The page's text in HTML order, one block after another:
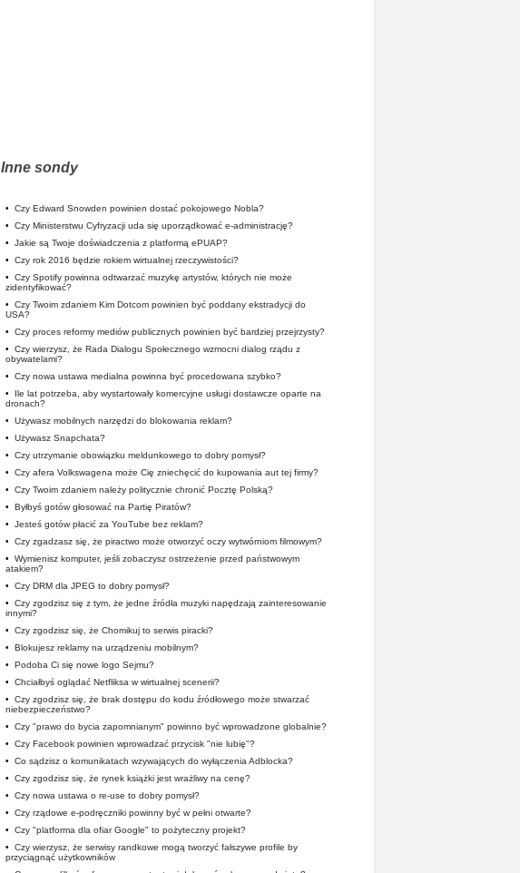
Inne sondy
• Czy Edward Snowden powinien dostać pokojowego Nobla?
• Czy Ministerstwu Cyfryzacji uda się uporządkować e-administrację?
• Jakie są Twoje doświadczenia z platformą ePUAP?
• Czy rok 2016 będzie rokiem wirtualnej rzeczywistości?
• Czy Spotify powinna odtwarzać muzykę artystów, których nie może
zidentyfikować?
• Czy Twoim zdaniem Kim Dotcom powinien być poddany ekstradycji do
USA?
• Czy proces reformy mediów publicznych powinien być bardziej przejrzysty?
• Czy wierzysz, że Rada Dialogu Społecznego wzmocni dialog rządu z
obywatelami?
• Czy nowa ustawa medialna powinna być procedowana szybko?
•
Ile lat potrzeba, aby wystartowały komercyjne usługi dostawcze oparte na
dronach?
• Używasz mobilnych narzędzi do blokowania reklam?
• Używasz Snapchata?
• Czy utrzymanie obowiązku meldunkowego to dobry pomysł?
• Czy afera Volkswagena może Cię zniechęcić do kupowania aut tej firmy?
• Czy Twoim zdaniem należy politycznie chronić Pocztę Polską?
• Byłbyś gotów głosować na Partię Piratów?
• Jesteś gotów płacić za YouTube bez reklam?
• Czy zgadzasz się, że piractwo może otworzyć oczy wytwórniom filmowym?
• Wymienisz komputer, jeśli zobaczysz ostrzeżenie przed państwowym
atakiem?
• Czy DRM dla JPEG to dobry pomysł?
• Czy zgodzisz się z tym, że jedne źródła muzyki napędzają zainteresowanie
innymi?
• Czy zgodzisz się, że Chomikuj to serwis piracki?
• Blokujesz reklamy na urządzeniu mobilnym?
• Podoba Ci się nowe logo Sejmu?
• Chciałbyś oglądać Netfliksa w wirtualnej scenerii?
• Czy zgodzisz się, że brak dostępu do kodu źródłowego może stwarzać
niebezpieczeństwo?
• Czy "prawo do bycia zapomnianym" powinno być wprowadzone globalnie?
• Czy Facebook powinien wprowadzać przycisk "nie lubię"?
• Co sądzisz o komunikatach wzywających do wyłączenia Adblocka?
• Czy zgodzisz się, że rynek książki jest wrażliwy na cenę?
• Czy nowa ustawa o re-use to dobry pomysł?
• Czy rządowe e-podręczniki powinny być w pełni otwarte?
• Czy "platforma dla ofiar Google" to pożyteczny projekt?
• Czy wierzysz, że serwisy randkowe mogą tworzyć fałszywe profile by
przyciągnąć użytkowników